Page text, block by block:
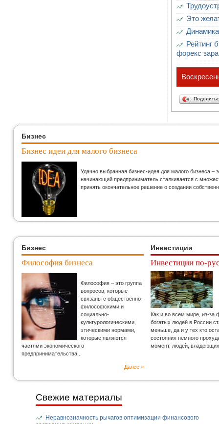
Это
Рейтинг
форекс
Бизнес
Бизнес идеи для малого бизнеса
Удачно выбранная бизнес-идея для малого бизнеса
начинающий предприниматель сталкивается с
принять окончательное решение о создании
Бизнес
Философия бизнеса
Философия – это группа
вопросов, которые
связаны с общественно-
философскими и
социально-
культурологическими,
этическими нормами,
которые являются
частями экономического
предпринимательства...
Далее »
Инвестиции
Инвестиции по-
Как и во всем мире, из-за
богатых людей в России
меньше, да и у тех кто
состояния немного
момент, людей, владеющих
Свежие материалы
Неравнозначность рычагов оптимизации финансового